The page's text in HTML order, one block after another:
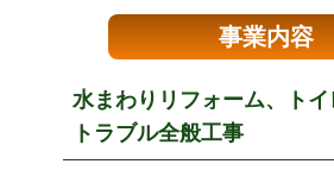
事業内容
水まわりリフォーム、ト
トラブル全般工事